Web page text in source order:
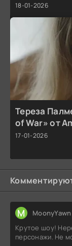
18-01-2026
Тереза
of War» от
17-01-2026
M MoonyYawn
Крутое шоу!
персонажи. Не